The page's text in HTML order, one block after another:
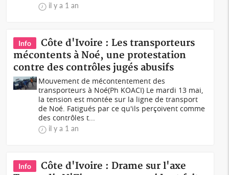
il y a 1 an
Info
Côte d'Ivoire : Les transporteurs
mécontents à Noé, une protestation
contre des contrôles jugés abusifs
Mouvement de mécontentement des
transporteurs à Noé(Ph KOACI) Le mardi 13 mai,
la tension est montée sur la ligne de transport
de Noé. Fatigués par ce qu'ils perçoivent comme
des contrôles t...
il y a 1 an
Info
Côte d'Ivoire : Drame sur l'axe